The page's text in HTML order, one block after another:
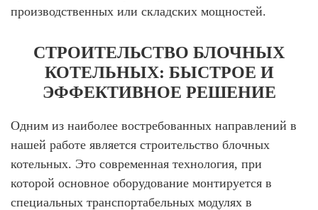
производственных или складских мощностей.
СТРОИТЕЛЬСТВО БЛОЧНЫХ
КОТЕЛЬНЫХ: БЫСТРОЕ И
ЭФФЕКТИВНОЕ РЕШЕНИЕ
Одним из наиболее востребованных направлений в
нашей работе является строительство блочных
котельных. Это современная технология, при
которой основное оборудование монтируется в
специальных транспортабельных модулях в